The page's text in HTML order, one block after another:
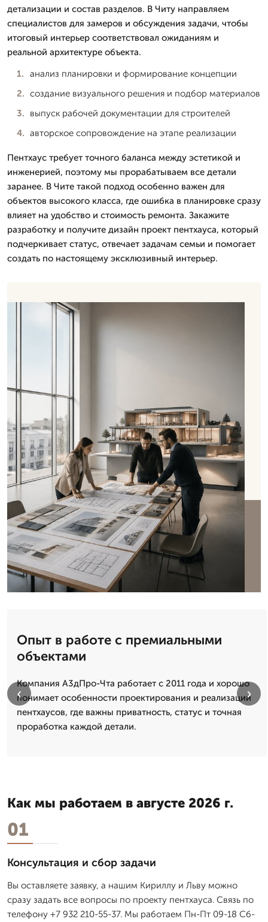
детализации и состав разделов. В Читу направляем
специалистов для замеров и обсуждения задачи, чтобы
итоговый интерьер соответствовал ожиданиям и
реальной архитектуре объекта.
анализ планировки и формирование концепции
создание визуального решения и подбор материалов
выпуск рабочей документации для строителей
авторское сопровождение на этапе реализации
Пентхаус требует точного баланса между эстетикой и
инженерией, поэтому мы прорабатываем все детали
заранее. В Чите такой подход особенно важен для
объектов высокого класса, где ошибка в планировке сразу
влияет на удобство и стоимость ремонта. Закажите
разработку и получите дизайн проект пентхауса, который
подчеркивает статус, отвечает задачам семьи и помогает
создать по настоящему эксклюзивный интерьер.
Опыт в работе с премиальными
объектами
Компания А3дПро-Чта работает с 2011 года и хорошо
понимает особенности проектирования и реализации
пентхаусов, где важны приватность, статус и точная
проработка каждой детали.
‹ ›
Как мы работаем в августе 2026 г.
01
Консультация и сбор задачи
Вы оставляете заявку, а нашим Кириллу и Льву можно
сразу задать все вопросы по проекту пентхауса. Связь по
телефону +7 932 210-55-37. Мы работаем Пн-Пт 09-18 Сб-